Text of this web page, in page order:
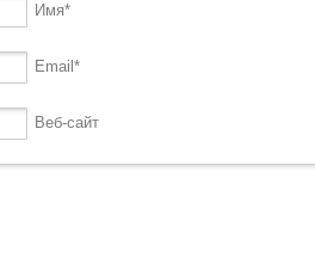
Имя*
Email *
Веб-сайт